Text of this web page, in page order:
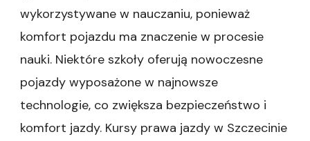
wykorzystywane w nauczaniu, ponieważ
komfort pojazdu ma znaczenie w procesie
nauki. Niektóre szkoły oferują nowoczesne
pojazdy wyposażone w najnowsze
technologie, co zwiększa bezpieczeństwo i
komfort jazdy. Kursy prawa jazdy w Szczecinie